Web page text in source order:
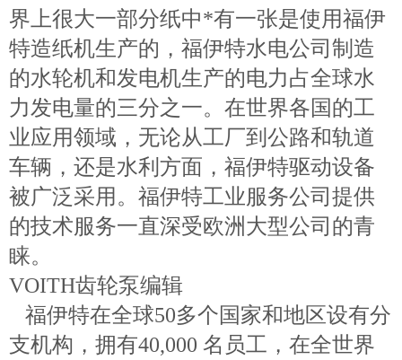
界上很大一部分纸中*有一张是使用福伊
特造纸机生产的，福伊特水电公司制造
的水轮机和发电机生产的电力占全球水
力发电量的三分之一。在世界各国的工
业应用领域，无论从工厂到公路和轨道
车辆，还是水利方面，福伊特驱动设备
被广泛采用。福伊特工业服务公司提供
的技术服务一直深受欧洲大型公司的青
睐。
VOITH齿轮泵编辑
福伊特在全球50多个国家和地区设有分
支机构，拥有40,000 名员工，在全世界